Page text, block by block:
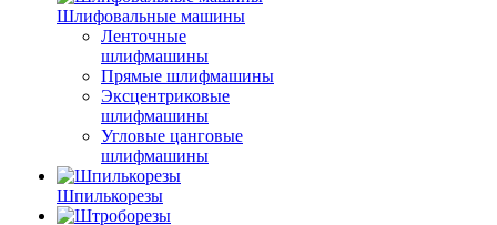
Шлифовальные машины
Ленточные
шлифмашины
Прямые шлифмашины
Эксцентриковые
шлифмашины
Угловые цанговые
шлифмашины
Шпилькорезы